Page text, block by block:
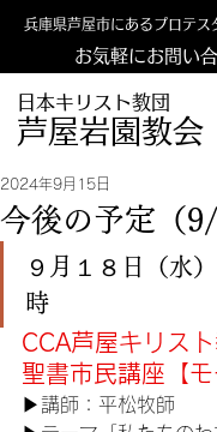
日本キリスト教団
​​芦屋岩園教会
兵庫県芦屋市にあるプロテス
お気軽にお問い
今後の予定（
2024年9月15日
９月１８日（水
時
CCA芦屋キリス
聖書市民講座【モ
▶︎講師：平松牧師